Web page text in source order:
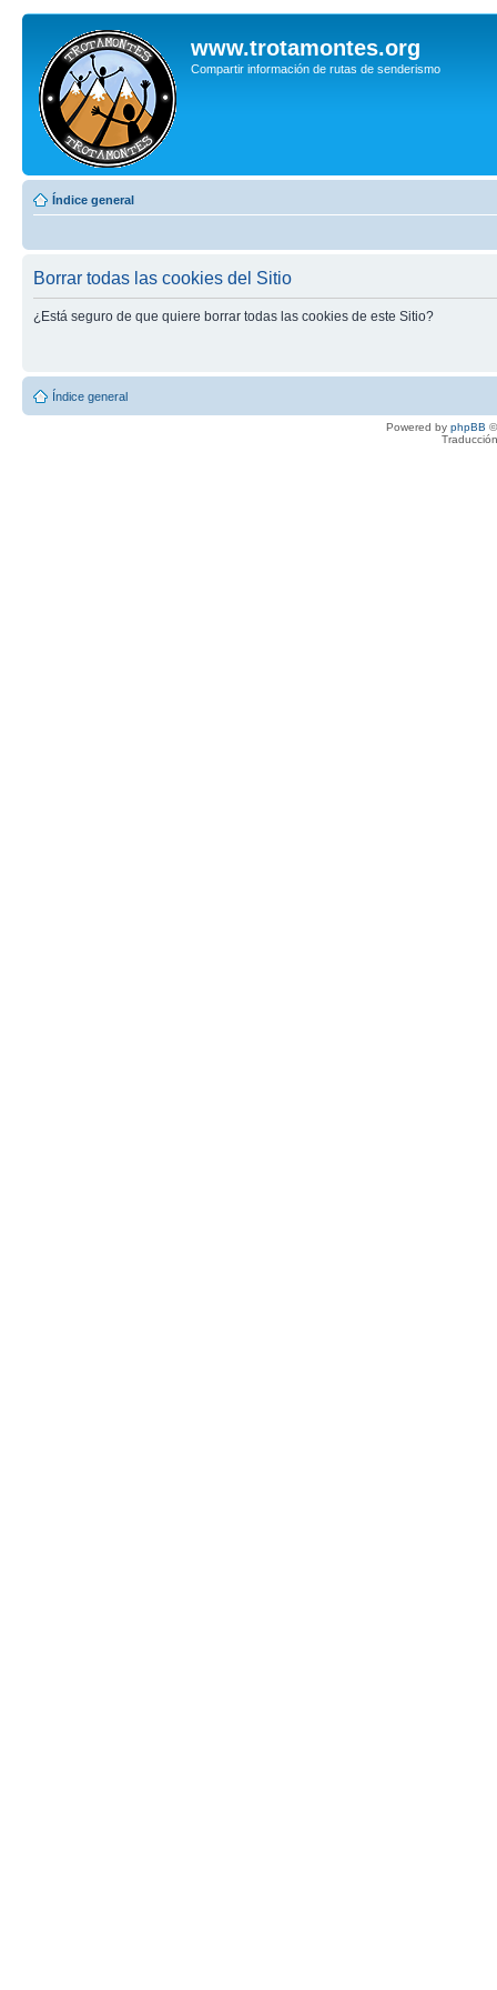
www.trotamontes.org
Compartir información de rutas de senderismo
Índice general
Borrar todas las cookies del Sitio
¿Está seguro de que quiere borrar todas las cookies de este Sitio?
Índice general
Powered by phpBB